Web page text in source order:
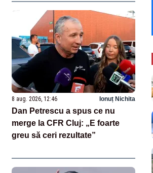
8 aug. 2026, 12:46 Ionuț Nichita
Dan Petrescu a spus ce nu
merge la CFR Cluj: „E foarte
greu să ceri rezultate”